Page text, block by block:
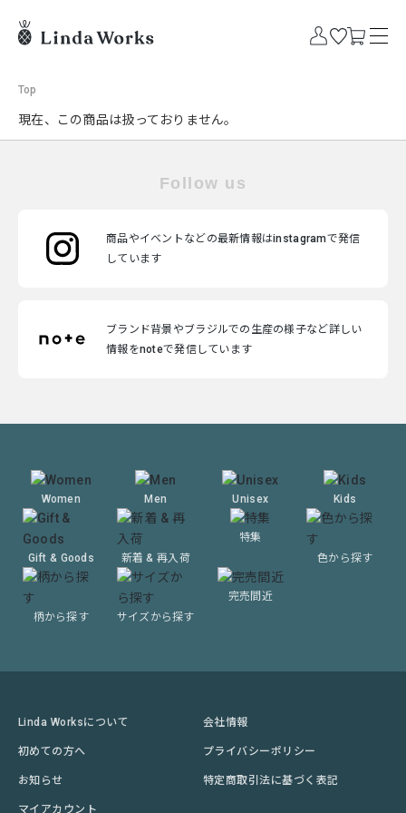
Top
現在、この商品は扱っておりません。
Follow us
商品やイベントなどの最新情報はinstagramで発信
しています
ブランド背景やブラジルでの生産の様子など詳しい
情報をnoteで発信しています
Women Men Unisex Kids
Gift & Goods 新着 & 再入荷
特集
色から探す
柄から探す サイズから探す
完売間近
Linda Worksについて
初めての方へ
お知らせ
マイアカウント
会社情報
プライバシーポリシー
特定商取引法に基づく表記